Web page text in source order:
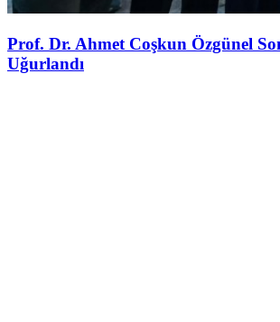
Prof. Dr. Ahmet Coşkun Özgünel
Uğurlandı